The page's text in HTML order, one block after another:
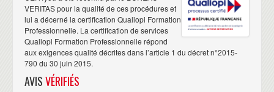
VERITAS pour la qualité de ces procédures et
lui a décerné la certification Qualiopi Formation
Professionnelle. La certification de services
Qualiopi Formation Professionnelle répond
aux exigences qualité décrites dans l’article 1 du décret n°2015-
790 du 30 juin 2015.
AVISVÉRIFIÉS